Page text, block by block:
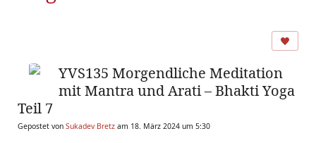
YVS135 Morgendliche Meditation
mit Mantra und Arati – Bhakti Yoga
Teil 7
Gepostet von Sukadev Bretz am 18. März 2024 um 5:30